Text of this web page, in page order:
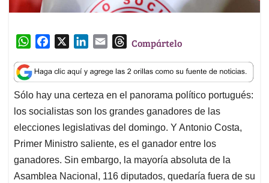
W
a
t
s
A
p
p
c
e
b
o
o
k
n
k
e
d
I
n
a
i
l
T
r
e
a
d
s
Compártelo
Sólo hay una certeza en el panorama político portugués:
los socialistas son los grandes ganadores de las
elecciones legislativas del domingo. Y Antonio Costa,
Primer Ministro saliente, es el ganador entre los
ganadores. Sin embargo, la mayoría absoluta de la
Asamblea Nacional, 116 diputados, quedaría fuera de su